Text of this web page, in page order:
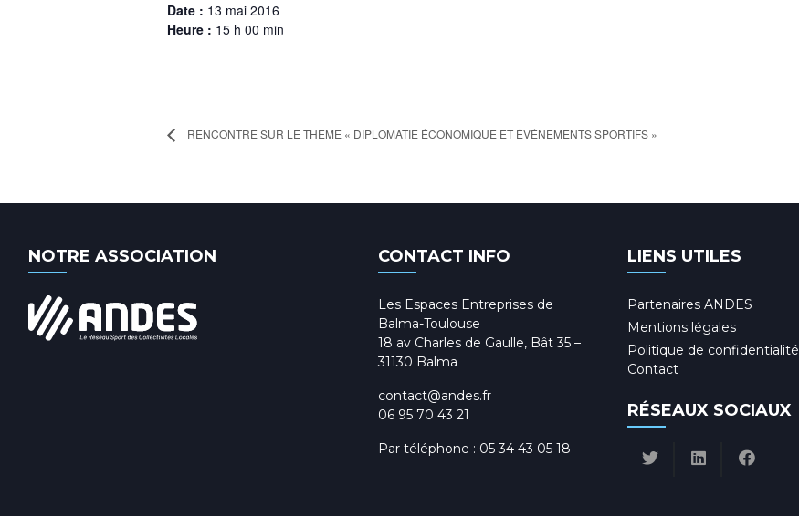
Date : 13 mai 2016
Heure : 15 h 00 min
RENCONTRE SUR LE THÈME « DIPLOMATIE ÉCONOMIQUE ET ÉVÉNEMENTS SPORTIFS »
NOTRE ASSOCIATION CONTACT INFO
Les Espaces Entreprises de
Balma-Toulouse
18 av Charles de Gaulle, Bât 35 –
31130 Balma
contact@andes.fr
06 95 70 43 21
Par téléphone : 05 34 43 05 18
LIENS UTILES
Partenaires ANDES
Mentions légales
Politique de confidentialité
Contact
RÉSEAUX SOCIAUX